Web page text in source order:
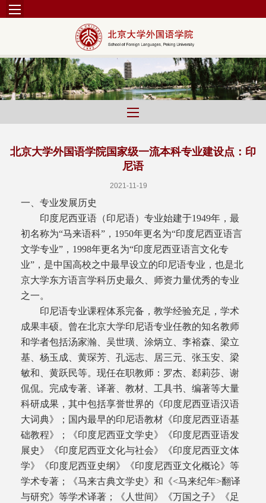
北京大学外国语学院国家级一流本科专业建设点：印
尼语
2021-11-19
一、专业发展历史
印度尼西亚语（印尼语）专业始建于1949年，最
初名称为“马来语科”，1950年更名为“印度尼西亚语言
文学专业”，1998年更名为“印度尼西亚语言文化专
业”，是中国高校之中最早设立的印尼语专业，也是北
京大学东方语言学科历史最久、师资力量优秀的专业
之一。
印尼语专业课程体系完备，教学经验充足，学术
成果丰硕。曾在北京大学印尼语专业任教的知名教师
和学者包括汤家瀚、吴世璜、涂炳立、李裕森、梁立
基、杨玉成、黄琛芳、孔远志、居三元、张玉安、梁
敏和、黄跃民等。现任在职教师：罗杰、郄莉莎、谢
侃侃。完成专著、译著、教材、工具书、编著等大量
科研成果，其中包括享誉世界的《印度尼西亚语汉语
大词典》；国内最早的印尼语教材《印度尼西亚语基
础教程》；《印度尼西亚文学史》《印度尼西亚语发
展史》《印度尼西亚文化与社会》《印度尼西亚文体
学》《印度尼西亚史纲》《印度尼西亚文化概论》等
学术专著；《马来古典文学史》和《<马来纪年>翻译
与研究》等学术译著；《人世间》《万国之子》《足